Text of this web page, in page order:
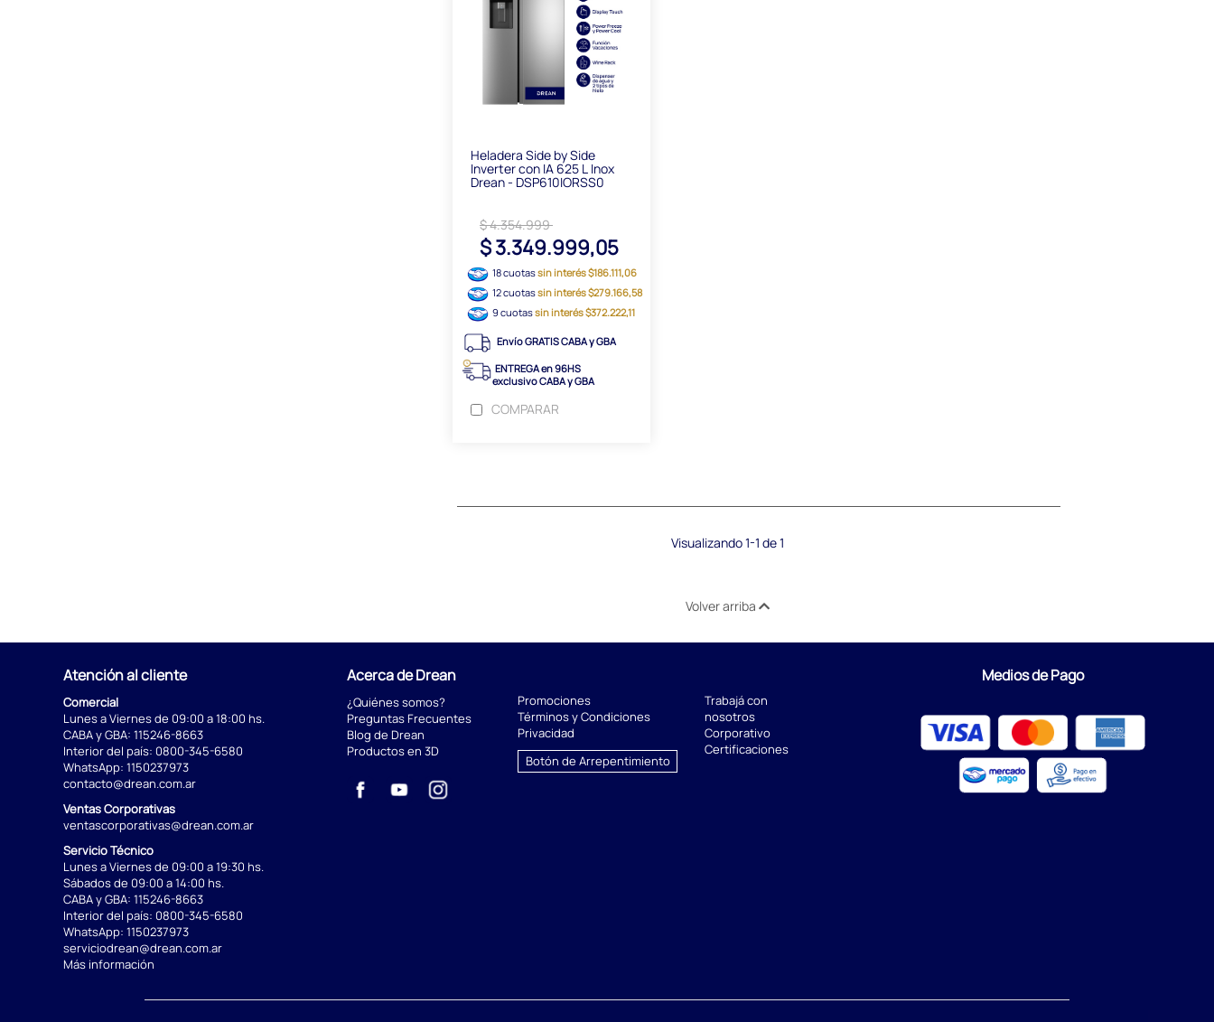
Heladera Side by Side
Inverter con IA 625 L Inox
Drean - DSP610IORSS0
$ 4.354.999
$ 3.349.999,05
18 cuotassin interés $186.111,06
12 cuotassin interés $279.166,58
9 cuotassin interés $372.222,11
Envío GRATIS CABA y GBA
ENTREGA en 96HS
exclusivo CABA y GBA
COMPARAR
Visualizando 1-1 de 1
Volver arriba
Atención al cliente
Comercial
Lunes a Viernes de 09:00 a 18:00 hs.
CABA y GBA: 115246-8663
Interior del país: 0800-345-6580
WhatsApp: 1150237973
contacto@drean.com.ar
Ventas Corporativas
ventascorporativas@drean.com.ar
Servicio Técnico
Lunes a Viernes de 09:00 a 19:30 hs.
Sábados de 09:00 a 14:00 hs.
CABA y GBA: 115246-8663
Interior del país: 0800-345-6580
WhatsApp: 1150237973
serviciodrean@drean.com.ar
Más información
Acerca de Drean
¿Quiénes somos?
Preguntas Frecuentes
Blog de Drean
Productos en 3D
Promociones
Términos y Condiciones
Privacidad
Botón de Arrepentimiento
Trabajá con
nosotros
Corporativo
Certificaciones
Medios de Pago